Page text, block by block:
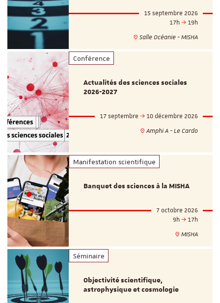
15 septembre 2026
17h
19h
Salle Océanie - MISHA
Conférence
Actualités des sciences sociales
2026-2027
17 septembre
10 décembre 2026
Amphi A - Le Cardo
Manifestation scientifique
Banquet des sciences à la MISHA
7 octobre 2026
9h
17h
MISHA
Séminaire
Objectivité scientifique,
astrophysique et cosmologie